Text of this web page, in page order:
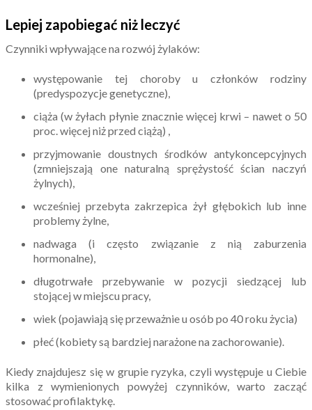
Lepiej zapobiegać niż leczyć
Czynniki wpływające na rozwój żylaków:
występowanie tej choroby u członków rodziny
(predyspozycje genetyczne),
ciąża (w żyłach płynie znacznie więcej krwi – nawet o 50
proc. więcej niż przed ciążą) ,
przyjmowanie doustnych środków antykoncepcyjnych
(zmniejszają one naturalną sprężystość ścian naczyń
żylnych),
wcześniej przebyta zakrzepica żył głębokich lub inne
problemy żylne,
nadwaga (i często związanie z nią zaburzenia
hormonalne),
długotrwałe przebywanie w pozycji siedzącej lub
stojącej w miejscu pracy,
wiek (pojawiają się przeważnie u osób po 40 roku życia)
płeć (kobiety są bardziej narażone na zachorowanie).
Kiedy znajdujesz się w grupie ryzyka, czyli występuje u Ciebie
kilka z wymienionych powyżej czynników, warto zacząć
stosować profilaktykę.